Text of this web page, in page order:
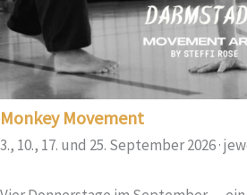
Monkey Movement
3., 10., 17. und 25. September 2026 ·